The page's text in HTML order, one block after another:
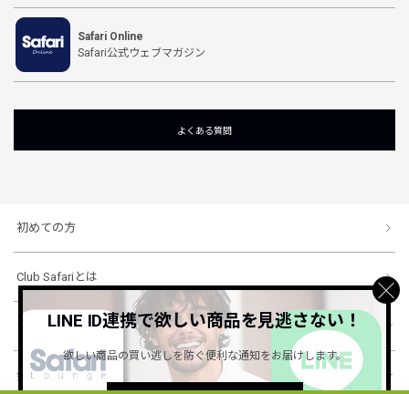
Safari Online
Safari公式ウェブマガジン
よくある質問
初めての方
Club Safariとは
ショッピングガイド
会社概要・規約
LINE ID連携で欲しい商品を見逃さない！
欲しい商品の買い逃しを防ぐ便利な通知をお届けします。